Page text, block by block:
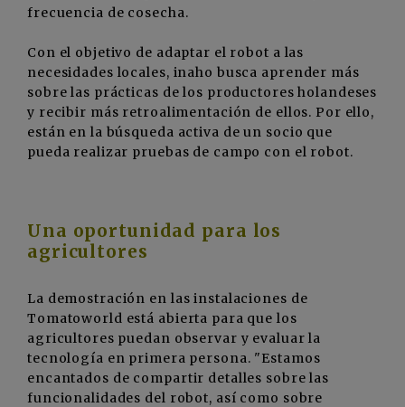
frecuencia de cosecha.
Con el objetivo de adaptar el robot a las
necesidades locales, inaho busca aprender más
sobre las prácticas de los productores holandeses
y recibir más retroalimentación de ellos. Por ello,
están en la búsqueda activa de un socio que
pueda realizar pruebas de campo con el robot.
Una oportunidad para los
agricultores
La demostración en las instalaciones de
Tomatoworld está abierta para que los
agricultores puedan observar y evaluar la
tecnología en primera persona. "Estamos
encantados de compartir detalles sobre las
funcionalidades del robot, así como sobre